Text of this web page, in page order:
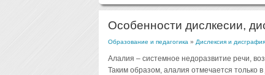
Особенности дислкесии,
Образование и педагогика » Дислексия и дисграфия
Алалия – системное недоразвитие речи,
Таким образом, алалия отмечается только